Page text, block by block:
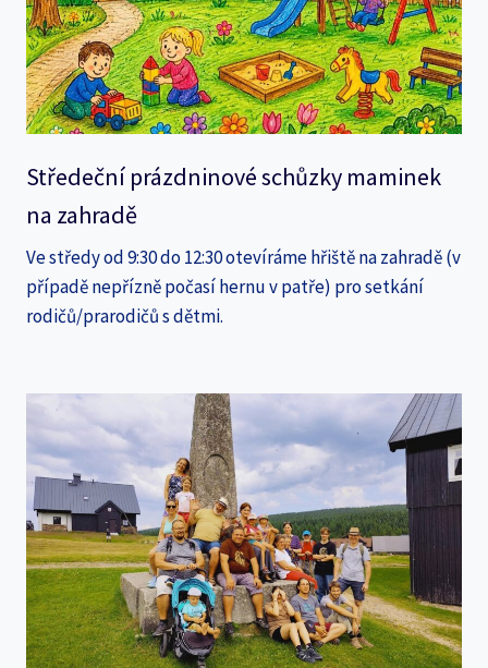
Středeční prázdninové schůzky maminek
na zahradě
Ve středy od 9:30 do 12:30 otevíráme hřiště na zahradě (v
případě nepřízně počasí hernu v patře) pro setkání
rodičů/prarodičů s dětmi.